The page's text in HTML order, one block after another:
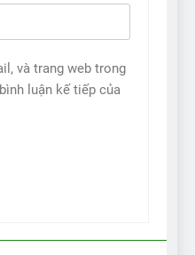
và trang web trong
luận kế tiếp của